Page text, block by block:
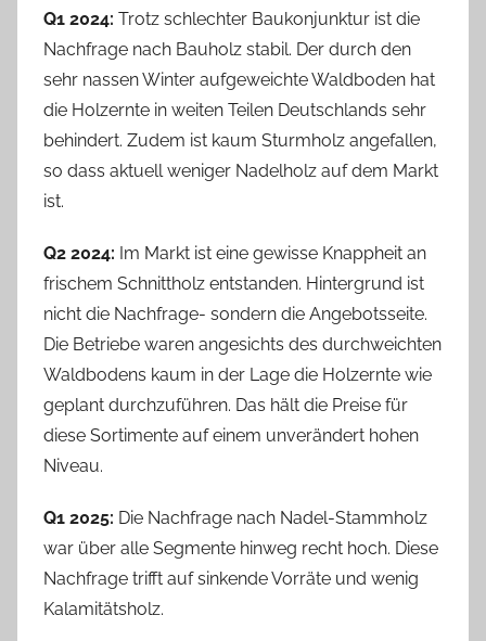
Q1 2024: Trotz schlechter Baukonjunktur ist die
Nachfrage nach Bauholz stabil. Der durch den
sehr nassen Winter aufgeweichte Waldboden hat
die Holzernte in weiten Teilen Deutschlands sehr
behindert. Zudem ist kaum Sturmholz angefallen,
so dass aktuell weniger Nadelholz auf dem Markt
ist.
Q2 2024: Im Markt ist eine gewisse Knappheit an
frischem Schnittholz entstanden. Hintergrund ist
nicht die Nachfrage- sondern die Angebotsseite.
Die Betriebe waren angesichts des durchweichten
Waldbodens kaum in der Lage die Holzernte wie
geplant durchzuführen. Das hält die Preise für
diese Sortimente auf einem unverändert hohen
Niveau.
Q1 2025: Die Nachfrage nach Nadel-Stammholz
war über alle Segmente hinweg recht hoch. Diese
Nachfrage trifft auf sinkende Vorräte und wenig
Kalamitätsholz.